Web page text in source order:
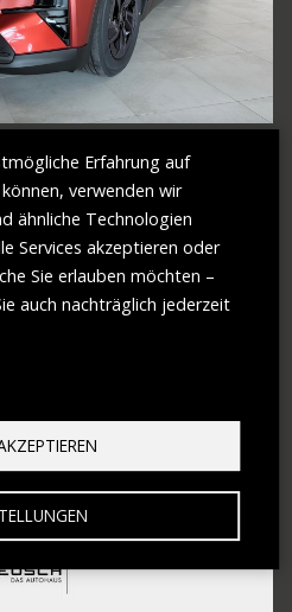
1 4X2 TEAMP...
Elektro
224 PS (165 kW)
0 ccm
Automatik
Erfahrung auf
verwenden wir
ähnliche Technologien
Services akzeptieren oder
Sie erlauben möchten –
auch nachträglich jederzeit